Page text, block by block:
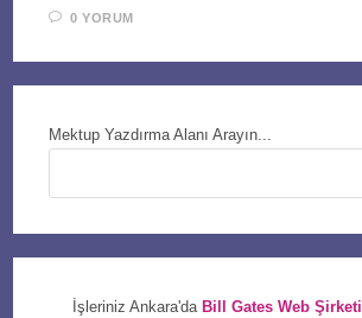
0 YORUM
Mektup Yazdırma Alanı Arayın...
İşleriniz Ankara'da Bill Gates Web Şirketi